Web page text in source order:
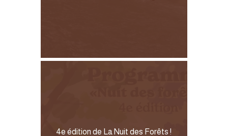
4e édition de La Nuit des Forêts !